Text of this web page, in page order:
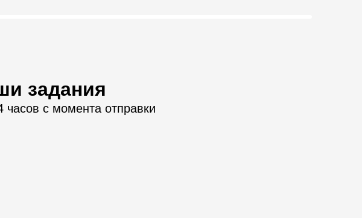
задания
часов с момента отправки